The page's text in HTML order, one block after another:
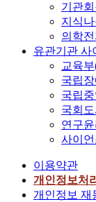
기관회
지식
의학
유관기관 사
교육
국립
국립
국회
연구
사이언
이용약관
개인정보처
개인정보 재